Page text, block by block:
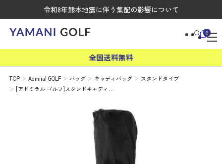
令和8年熊本地震に伴う集配の影響について
0
全国送料無料
TOP Admiral GOLF バッグ キャディバッグ
スタンドタイプ
[アドミラル ゴルフ]スタンドキャディ…